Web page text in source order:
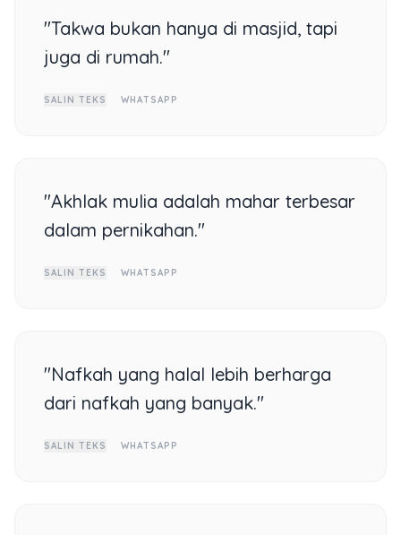
"Takwa bukan hanya di masjid, tapi
juga di rumah."
SALIN TEKS WHATSAPP
"Akhlak mulia adalah mahar terbesar
dalam pernikahan."
SALIN TEKS WHATSAPP
"Nafkah yang halal lebih berharga
dari nafkah yang banyak."
SALIN TEKS WHATSAPP